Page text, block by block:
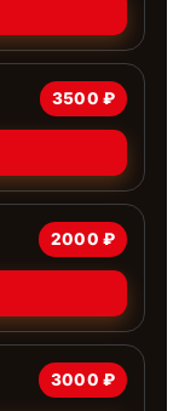
3500 ₽
2000 ₽
3000 ₽